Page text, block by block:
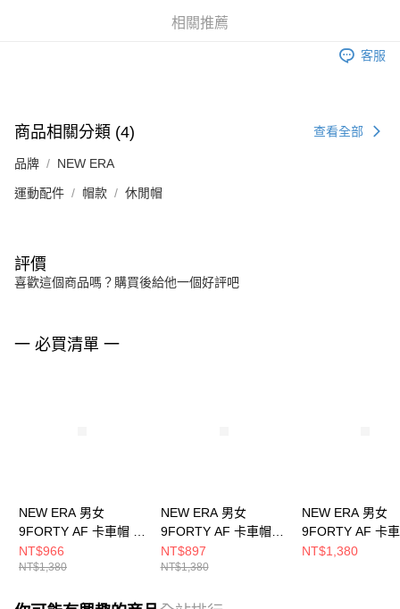
相關推薦
客服
商品相關分類 (4) 查看全部
品牌 NEW ERA
運動配件 帽款 休閒帽
評價
喜歡這個商品嗎？購買後給他一個好評吧
一 必買清單 一
NEW ERA 男女
9FORTY AF 卡車帽 日
版SEQUINS NE
NE14201438
NT$966
NT$1,380
NEW ERA 男女
9FORTY AF 卡車帽
FISHNET NE 黑
NE14499937
NT$897
NT$1,380
NEW ERA 男女
9FORTY AF 卡
COLOR ERA
NT$1,380